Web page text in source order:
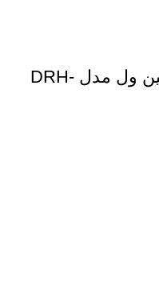
منبع تغذیه 24 ولت 5 امپر مین ول مدل DRH-